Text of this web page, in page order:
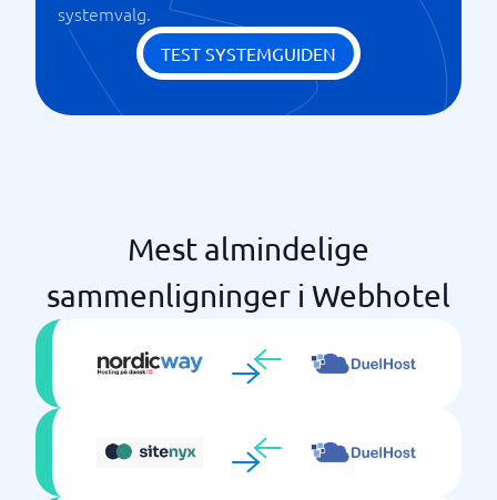
systemvalg.
TEST SYSTEMGUIDEN
Mest almindelige
sammenligninger i Webhotel